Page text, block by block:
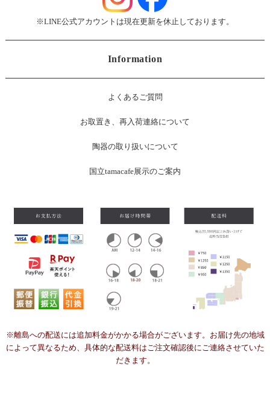
※LINE公式アカウントは現在更新を休止しております。
Information
よくあるご質問
お取置き、再入荷連絡について
陶器の取り扱いについて
国立tamacafe展示のご案内
※離島への配送には追加料金がかかる場合がございます。お届け先の地域
によって異なるため、具体的な配送料はご注文確認後にご連絡させていた
だきます。